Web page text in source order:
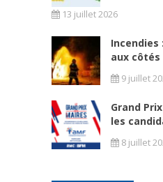
13 juillet 2026
Incendies
aux côtés
9 juillet
Grand
les
8 juillet